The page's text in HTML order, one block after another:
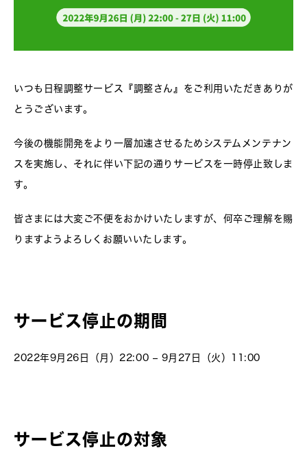
いつも日程調整サービス『調整さん』をご利用いただきありが
とうございます。
今後の機能開発をより一層加速させるためシステムメンテナン
スを実施し、それに伴い下記の通りサービスを一時停止致しま
す。
皆さまには大変ご不便をおかけいたしますが、何卒ご理解を賜
りますようよろしくお願いいたします。
サービス停止の期間
2022年9月26日（月）22:00 – 9月27日（火）11:00
サービス停止の対象